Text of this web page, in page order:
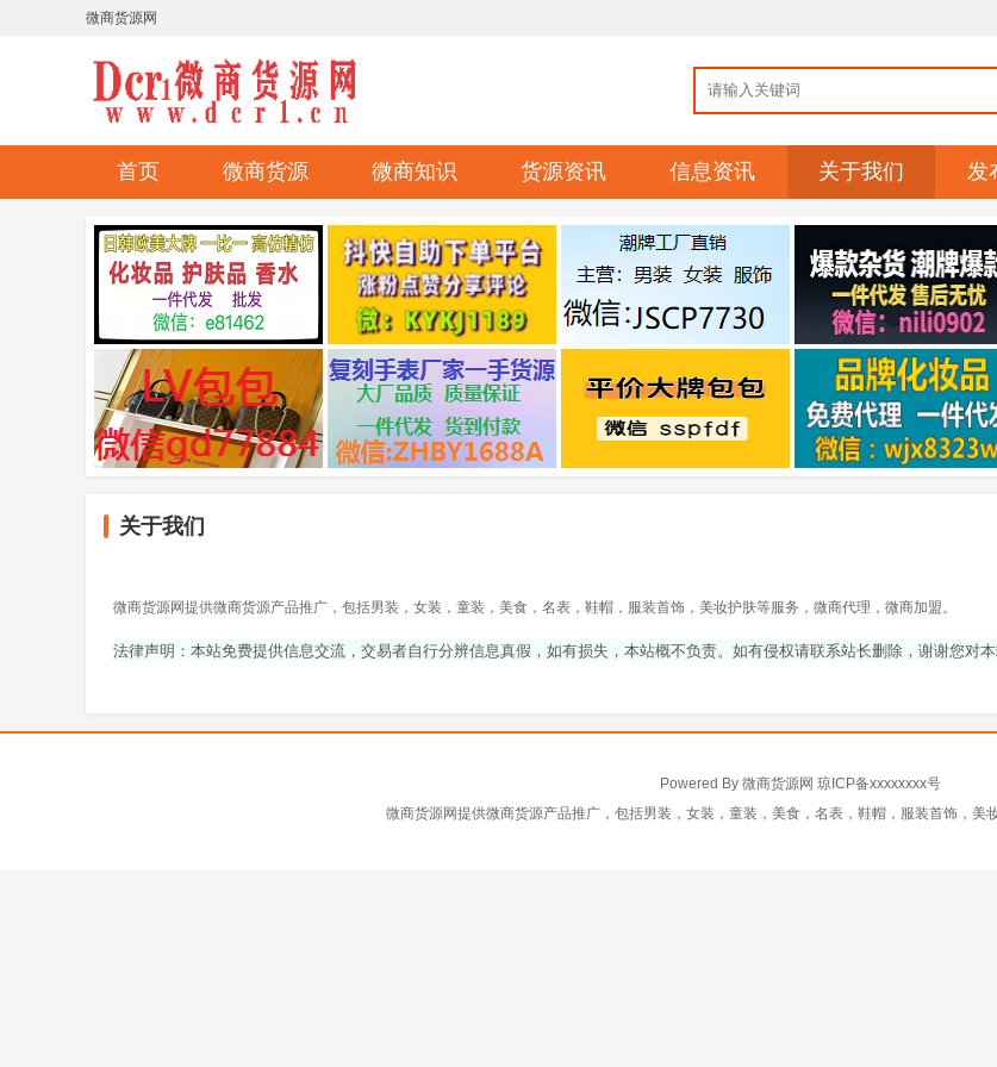
微商货源网
首页 微商货源 微商知识 货源资讯 信息资讯 关于我们 发
关于我们
微商货源网提供微商货源产品推广，包括男装，女装，童装，美食，名表，鞋帽，服装首饰，美妆护肤等服务，微商代理，微商加盟。
法律声明：本站免费提供信息交流，交易者自行分辨信息真假，如有损失，本站概不负责。如有侵权请联系站长删除，谢谢您对本
Powered By 微商货源网 琼ICP备xxxxxxxx号
微商货源网提供微商货源产品推广，包括男装，女装，童装，美食，名表，鞋帽，服装首饰，美